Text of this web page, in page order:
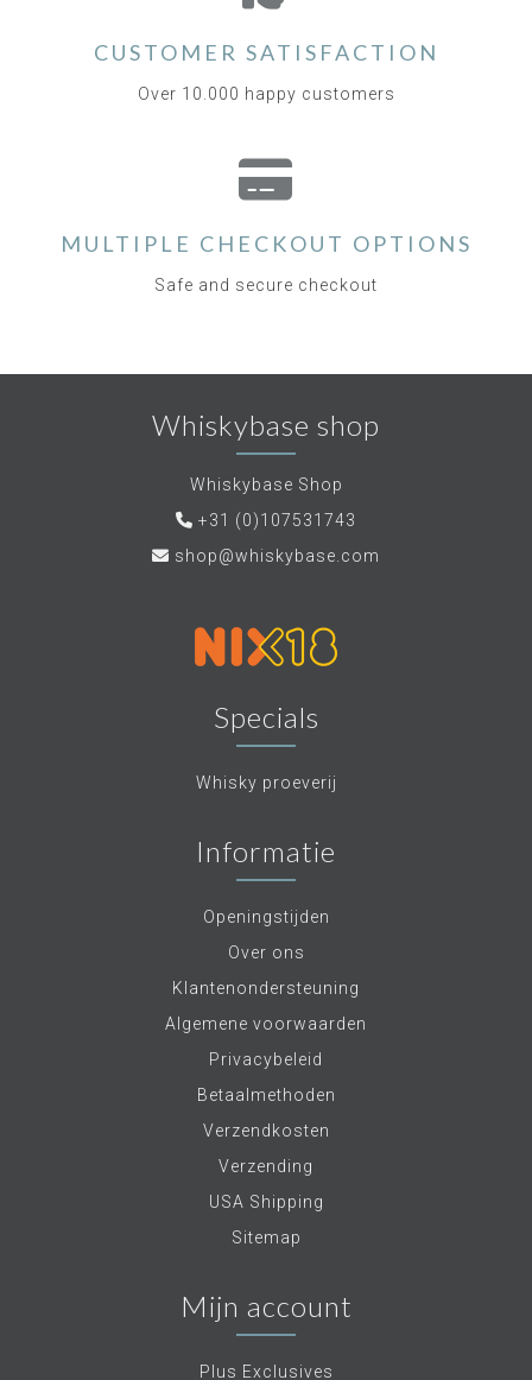
CUSTOMER SATISFACTION
Over 10.000 happy customers
MULTIPLE CHECKOUT OPTIONS
Safe and secure checkout
Whiskybase shop
Whiskybase Shop
+31 (0)107531743
shop@whiskybase.com
Specials
Whisky proeverij
Informatie
Openingstijden
Over ons
Klantenondersteuning
Algemene voorwaarden
Privacybeleid
Betaalmethoden
Verzendkosten
Verzending
USA Shipping
Sitemap
Mijn account
Plus Exclusives